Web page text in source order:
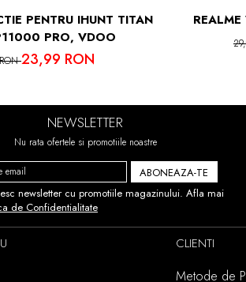
PENTRU IHUNT TITAN
PRO, VDOO
23,99 RON
NEWSLETTER
Nu rata ofertele si promotiile noastre
newsletter cu promotiile magazinului. Afla mai
de Confidentialitate
CLIENTI
Metode de